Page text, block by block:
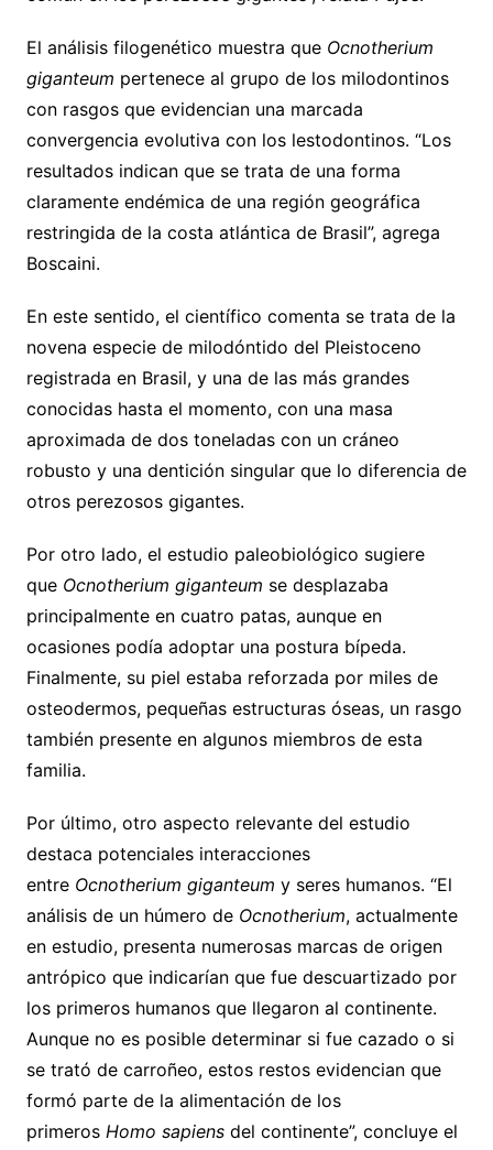
El análisis filogenético muestra que Ocnotherium
giganteum pertenece al grupo de los milodontinos
con rasgos que evidencian una marcada
convergencia evolutiva con los lestodontinos. “Los
resultados indican que se trata de una forma
claramente endémica de una región geográfica
restringida de la costa atlántica de Brasil”, agrega
Boscaini.
En este sentido, el científico comenta se trata de la
novena especie de milodóntido del Pleistoceno
registrada en Brasil, y una de las más grandes
conocidas hasta el momento, con una masa
aproximada de dos toneladas con un cráneo
robusto y una dentición singular que lo diferencia de
otros perezosos gigantes.
Por otro lado, el estudio paleobiológico sugiere
que Ocnotherium giganteum se desplazaba
principalmente en cuatro patas, aunque en
ocasiones podía adoptar una postura bípeda.
Finalmente, su piel estaba reforzada por miles de
osteodermos, pequeñas estructuras óseas, un rasgo
también presente en algunos miembros de esta
familia.
Por último, otro aspecto relevante del estudio
destaca potenciales interacciones
entre Ocnotherium giganteum y seres humanos. “El
análisis de un húmero de Ocnotherium, actualmente
en estudio, presenta numerosas marcas de origen
antrópico que indicarían que fue descuartizado por
los primeros humanos que llegaron al continente.
Aunque no es posible determinar si fue cazado o si
se trató de carroñeo, estos restos evidencian que
formó parte de la alimentación de los
primeros Homo sapiensdel continente”, concluye el